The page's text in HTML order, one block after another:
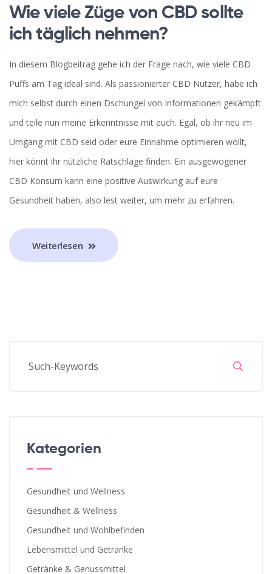
Wie viele Züge von CBD sollte
ich täglich nehmen?
In diesem Blogbeitrag gehe ich der Frage nach, wie viele CBD
Puffs am Tag ideal sind. Als passionierter CBD Nutzer, habe ich
mich selbst durch einen Dschungel von Informationen gekämpft
und teile nun meine Erkenntnisse mit euch. Egal, ob ihr neu im
Umgang mit CBD seid oder eure Einnahme optimieren wollt,
hier könnt ihr nützliche Ratschläge finden. Ein ausgewogener
CBD Konsum kann eine positive Auswirkung auf eure
Gesundheit haben, also lest weiter, um mehr zu erfahren.
Weiterlesen
Kategorien
Gesundheit und Wellness
Gesundheit & Wellness
Gesundheit und Wohlbefinden
Lebensmittel und Getränke
Getränke & Genussmittel